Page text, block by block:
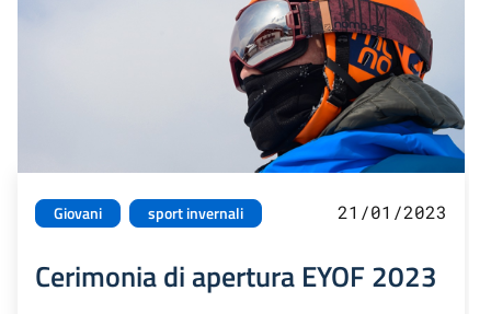
Giovani sport invernali 21/01/2023
Cerimonia di apertura EYOF 2023